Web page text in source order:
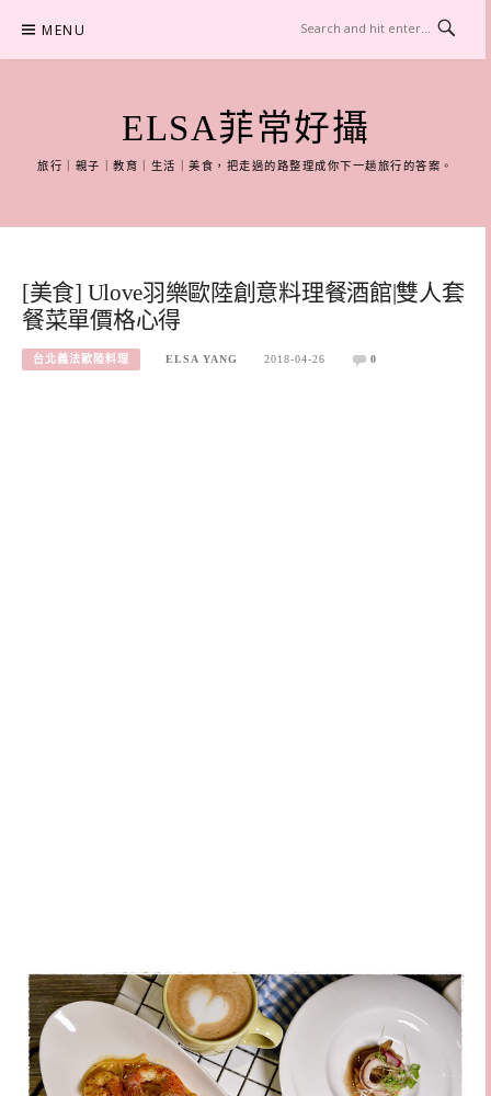
content
MENU
ELSA菲常好攝
旅行｜親子｜教育｜生活｜美食，把走過的路整理成你下一趟旅行的答案。
[美食] Ulove羽樂歐陸創意料理餐酒館|雙人套
餐菜單價格心得
台北義法歐陸料理 ELSA YANG 2018-04-26 0